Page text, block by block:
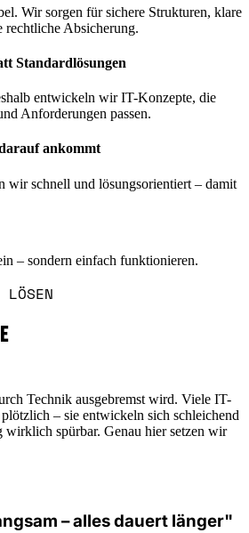
Wir sorgen für sichere Strukturen, klare
rechtliche Absicherung.
Standardlösungen
entwickeln wir IT-Konzepte, die
Anforderungen passen.
ankommt
wir schnell und lösungsorientiert – damit
– sondern einfach funktionieren.
Technik ausgebremst wird. Viele IT-
– sie entwickeln sich schleichend
wirklich spürbar. Genau hier setzen wir
– alles dauert länger"